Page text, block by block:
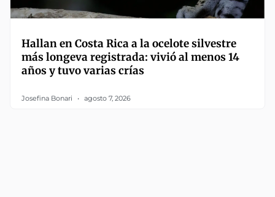
Hallan en Costa Rica a la ocelote silvestre
más longeva registrada: vivió al menos 14
años y tuvo varias crías
Josefina Bonari agosto 7, 2026